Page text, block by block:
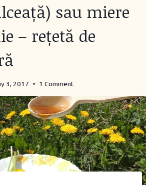
sau miere
– rețetă de
3, 2017 1 Comment